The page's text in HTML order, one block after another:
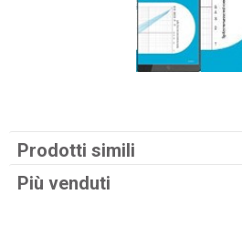
Prodotti simili
Più venduti